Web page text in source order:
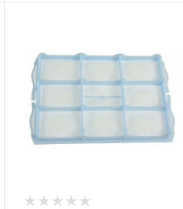
В наличии в пункте
самовывоза
Нет